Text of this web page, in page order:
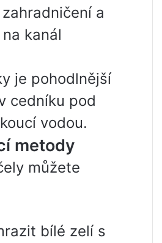
a
kanál
je pohodlnější
cedníku pod
vodou.
metody
můžete
bílé zelí s